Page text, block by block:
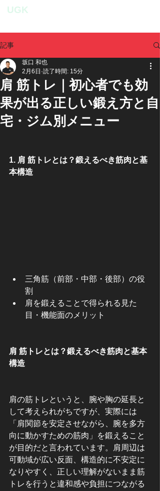
UGK
記事
肩 筋トレ｜初心者でも効
果が出る正しい鍛え方と自
宅・ジム別メニュー
坂口 和也
2月6日 読了時間: 15分
1. 肩 筋トレとは？鍛えるべき筋肉と基
本構造
三角筋（前部・中部・後部）の役
割
肩を鍛えることで得られる見た
目・機能面のメリット
肩 筋トレとは？鍛えるべき筋肉と基本
構造
肩の筋トレというと、腕や胸の延長と
して考えられがちですが、実際には
「肩関節を安定させながら、腕を多方
向に動かすための筋肉」を鍛えること
が目的だと言われています。肩周辺は
可動域が広い反面、構造的に不安定に
なりやすく、正しい理解がないまま筋
トレを行うと違和感や負担につながる